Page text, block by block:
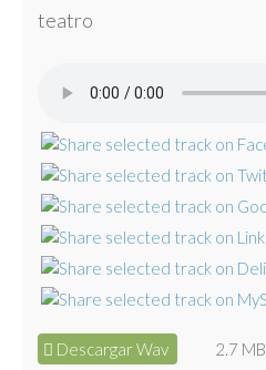
teatro
Descargar Wav 2.7 MB